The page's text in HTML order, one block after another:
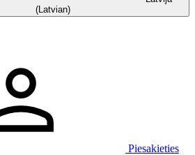
(Latvian)
Piesakieties